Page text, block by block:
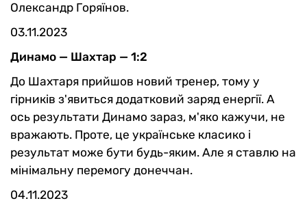
Олександр Горяїнов.
03.11.2023
Динамо — Шахтар — 1:2
До Шахтаря прийшов новий тренер, тому у
гірників з'явиться додатковий заряд енергії. А
ось результати Динамо зараз, м'яко кажучи, не
вражають. Проте, це українське класико і
результат може бути будь-яким. Але я ставлю на
мінімальну перемогу донеччан.
04.11.2023